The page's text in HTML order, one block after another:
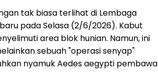
tak biasa terlihat di Lembaga
pada Selasa (2/6/2026). Kabut
area blok hunian. Namun, ini
sebuah "operasi senyap"
nyamuk Aedes aegypti pembawa